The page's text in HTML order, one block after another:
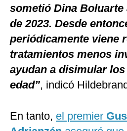
sometió Dina
de 2023. Desde
periódicamente viene
tratamientos menos
ayudan a disimular
edad”, indicó
En tanto, el premier